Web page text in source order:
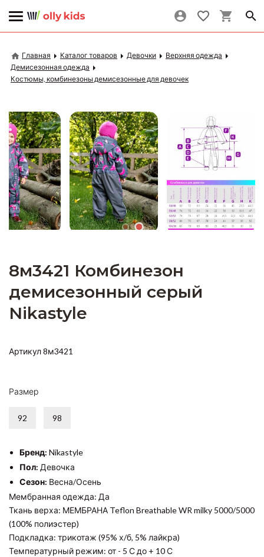
Главная Каталог товаров Девочки
Верхняя одежда
Демисезонная одежда
Костюмы, комбинезоны демисезонные для девочек
8м3421 Комбинезон
демисезонный серый
Nikastyle
Артикул 8м3421
Размер
92 98
Бренд: Nikastyle
Пол: Девочка
Сезон: Весна/Осень
Мембранная одежда: Да
Ткань верха: МЕМБРАНА Teflon Breathable WR milky 5000/5000
(100% полиэстер)
Подкладка: трикотаж (95% х/б, 5% лайкра)
Температурный режим: от - 5 С до + 10 С